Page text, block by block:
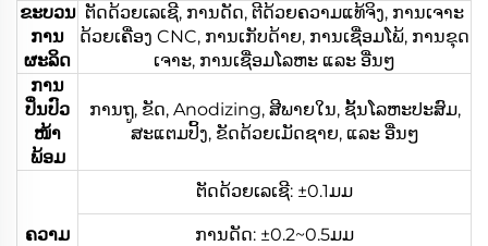
ຂະບວນ
ການ
ຜະລິດ
ຕັດດ້ວຍເລເຊີ, ການດັດ, ຕີດ້ວຍຄວາມແທ້ຈິງ, ການເຈາະ
ດ້ວຍເຄື່ອງ CNC, ການເກັບດ້າຍ, ການເຊື່ອມໂພ້, ການຂຸດ
ເຈາະ, ການເຊື່ອມໂລຫະ ແລະ ອື່ນໆ
ການ
ປິ່ນປົວ
ໜ້າ
ພ້ອມ
ການຖູ, ຂັດ, Anodizing, ສີພາຍໃນ, ຊັ້ນໂລຫະປະສົມ,
ສະແຕມປິ້ງ, ຂັດດ້ວຍເມັດຊາຍ, ແລະ ອື່ນໆ
ຄວາມ
ຕັດດ້ວຍເລເຊີ: ±0.1ມມ
ການດັດ: ±0.2~0.5ມມ